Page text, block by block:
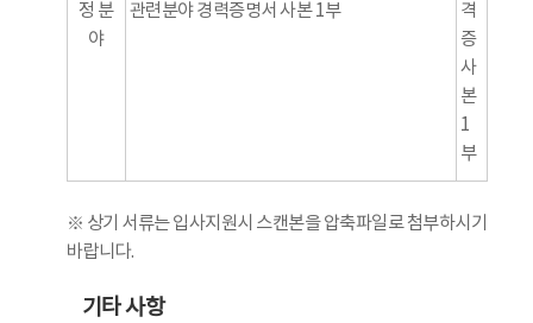
정 분
야
관련분야 경력증명서 사본 1부
격
증
사
본
1
부
※ 상기 서류는 입사지원시 스캔본을 압축파일로 첨부하시기
바랍니다.
기타 사항